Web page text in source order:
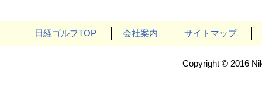
日経ゴルフTOP 会社案内 サイトマップ
Copyright © 2016